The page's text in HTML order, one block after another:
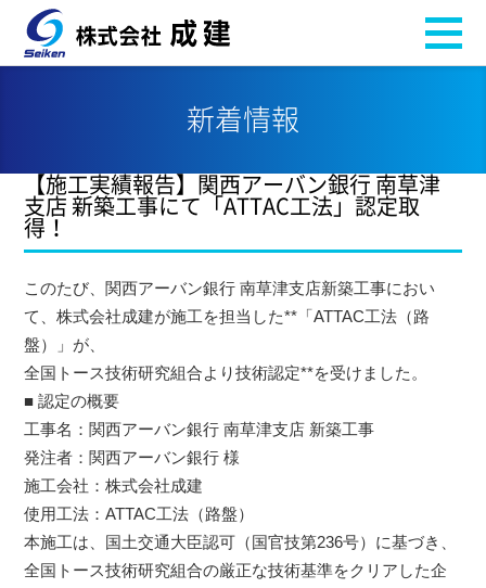
新着情報
【施工実績報告】関西アーバン銀行 南草津
支店 新築工事にて「ATTAC工法」認定取
得！
このたび、関西アーバン銀行 南草津支店新築工事におい
て、株式会社成建が施工を担当した**「ATTAC工法（路
盤）」が、
全国トース技術研究組合より技術認定**を受けました。
■ 認定の概要
工事名：関西アーバン銀行 南草津支店 新築工事
発注者：関西アーバン銀行 様
施工会社：株式会社成建
使用工法：ATTAC工法（路盤）
本施工は、国土交通大臣認可（国官技第236号）に基づき、
全国トース技術研究組合の厳正な技術基準をクリアした企